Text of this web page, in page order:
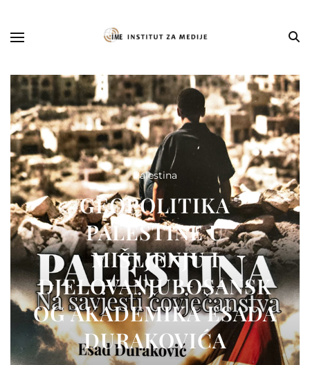
Palestina
GEOPOLITIKA
PALESTINE U
MIŠLJENJU I
DJELOVANJUBOSANSK
OG AKADEMIKA ESADA
DURAKOVIĆA